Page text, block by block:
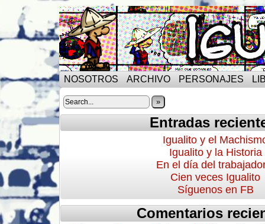
NOSOTROS ARCHIVO PERSONAJES
»
Entradas
Igualito y el
Igualito y la Historia
En el día del
Cien veces Igualito
Síguenos en FB
Comentarios